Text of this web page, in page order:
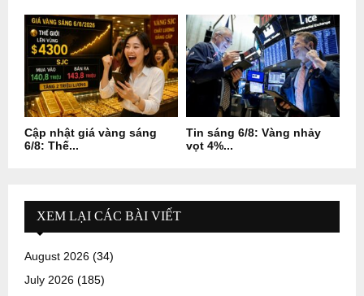
Cập nhật giá vàng sáng
6/8: Thế...
Tin sáng 6/8: Vàng nhảy
vọt 4%...
XEM LẠI CÁC BÀI VIẾT
August 2026 (34)
July 2026 (185)